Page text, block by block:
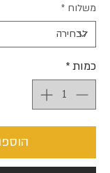
משלוח *
כמות*